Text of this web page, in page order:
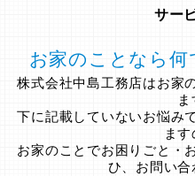
サー
お家のことなら
株式会社中島工務店はお家
ま
下に記載していないお悩み
ます
お家のことでお困りごと・
ひ、お問い合